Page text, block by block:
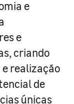
e
e
criando
realização
de
únicas